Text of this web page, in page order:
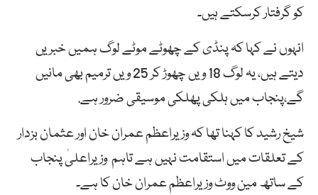
کو گرفتار کرسکتے ہیں۔
انہوں نے کہا کہ پنڈی کے چھوٹے موٹے لوگ ہمیں خبریں
دیتے ہیں، یہ لوگ 18 ویں چھوڑ کر 25 ویں ترمیم بھی مانیں
گے،پنجاب میں ہلکی پھلکی موسیقی ضرور ہے.
شیخ رشید کا کہنا تھا کہ وزیراعظم عمران خان اور عثمان بزدار
کے تعلقات میں استقامت نہیں ہے تاہم وزیراعلیٰ پنجاب
کے ساتھ مین ووٹ وزیراعظم عمران خان کا ہے۔